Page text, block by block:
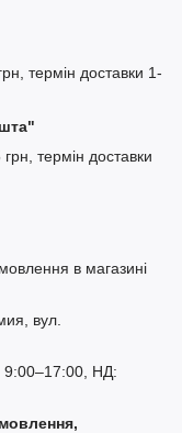
термін доставки 1-
грн, термін доставки
в магазині
вул.
НД: